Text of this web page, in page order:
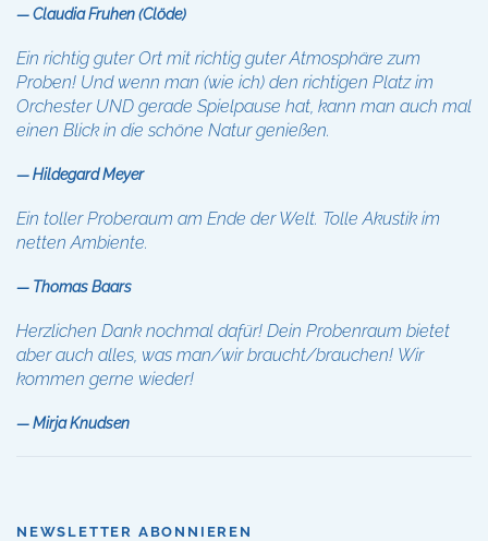
Claudia Fruhen (Clöde)
Ein richtig guter Ort mit richtig guter Atmosphäre zum
Proben! Und wenn man (wie ich) den richtigen Platz im
Orchester UND gerade Spielpause hat, kann man auch mal
einen Blick in die schöne Natur genießen.
Hildegard Meyer
Ein toller Proberaum am Ende der Welt. Tolle Akustik im
netten Ambiente.
Thomas Baars
Herzlichen Dank nochmal dafür! Dein Probenraum bietet
aber auch alles, was man/wir braucht/brauchen! Wir
kommen gerne wieder!
Mirja Knudsen
NEWSLETTER ABONNIEREN